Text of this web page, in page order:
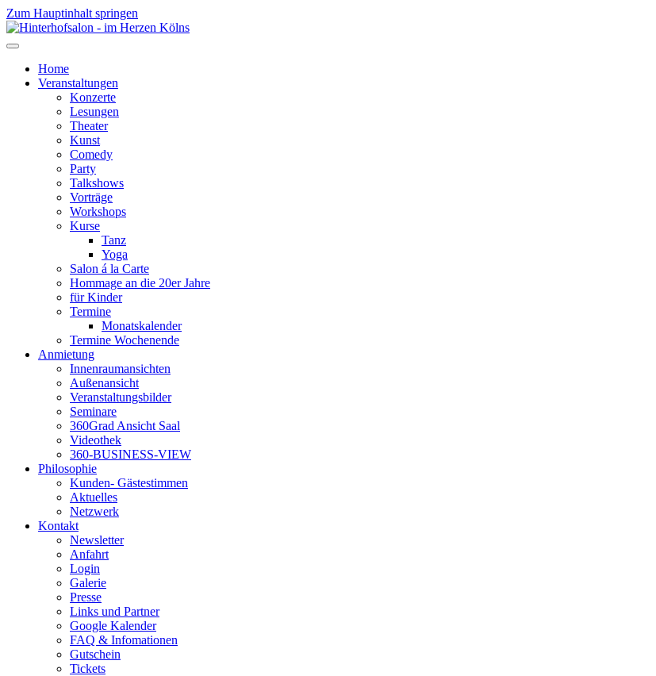
Zum Hauptinhalt springen
Home
Veranstaltungen
Konzerte
Lesungen
Theater
Kunst
Comedy
Party
Talkshows
Vorträge
Workshops
Kurse
Tanz
Yoga
Salon á la Carte
Hommage an die 20er Jahre
für Kinder
Termine
Monatskalender
Termine Wochenende
Anmietung
Innenraumansichten
Außenansicht
Veranstaltungsbilder
Seminare
360Grad Ansicht Saal
Videothek
360-BUSINESS-VIEW
Philosophie
Kunden- Gästestimmen
Aktuelles
Netzwerk
Kontakt
Newsletter
Anfahrt
Login
Galerie
Presse
Links und Partner
Google Kalender
FAQ & Infomationen
Gutschein
Tickets